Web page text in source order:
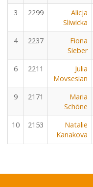
3 2299
Alicja
Sliwicka
4 2237
Fiona
Sieber
6 2211
Julia
Movsesian
9 2171
Maria
Schöne
10 2153
Natalie
Kanakova